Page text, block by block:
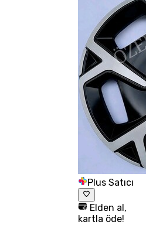
Plus Satıcı
Elden al,
kartla öde!